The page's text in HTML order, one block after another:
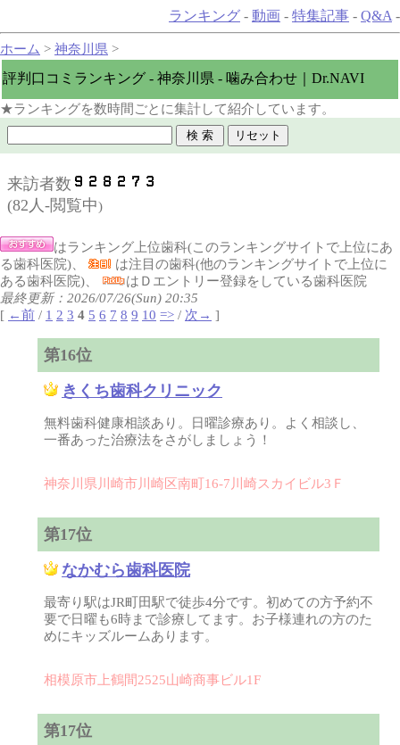
ランキング - 動画 - 特集記事 - Q&A -
ホーム > 神奈川県 >
評判口コミランキング - 神奈川県 - 噛み合わせ｜Dr.NAVI
★ランキングを数時間ごとに集計して紹介しています。
来訪者数
(82人-閲覧中)
はランキング上位歯科(このランキングサイトで上位にあ
る歯科医院)、
は注目の歯科(他のランキングサイトで上位に
ある歯科医院)、
はＤエントリー登録をしている歯科医院
最終更新：2026/07/26(Sun) 20:35
[ ←前 / 1 2 3 4 5 6 7 8 9 10 => / 次→ ]
第16位
きくち歯科クリニック
無料歯科健康相談あり。日曜診療あり。よく相談し、
一番あった治療法をさがしましょう！
神奈川県川崎市川崎区南町16-7川崎スカイビル3Ｆ
第17位
なかむら歯科医院
最寄り駅はJR町田駅で徒歩4分です。初めての方予約不
要で日曜も6時まで診療してます。お子様連れの方のた
めにキッズルームあります。
相模原市上鶴間2525山崎商事ビル1F
第17位